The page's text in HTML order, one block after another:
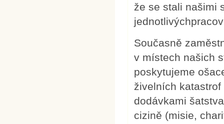
že se stali našimi
Současně
v místech našich
poskytujeme
živelních
dodávkami
cizině (misie,